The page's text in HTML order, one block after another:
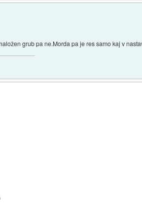
grub pa ne.Morda pa je res samo kaj v